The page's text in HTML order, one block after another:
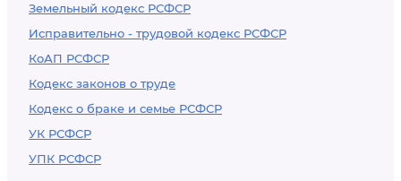
Земельный кодекс РСФСР
Исправительно - трудовой кодекс РСФСР
КоАП РСФСР
Кодекс законов о труде
Кодекс о браке и семье РСФСР
УК РСФСР
УПК РСФСР